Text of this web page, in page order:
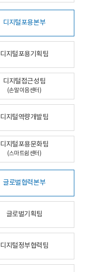
디지털포용본부
디지털포용기획팀
디지털접근성팀
(손말이음센터)
디지털역량개발팀
디지털포용문화팀
(스마트쉼센터)
글로벌협력본부
글로벌기획팀
디지털정부협력팀